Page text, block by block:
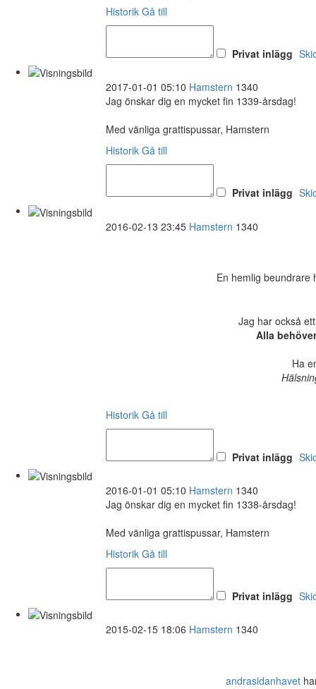
Historik Gå till
Privat inlägg
2017-01-01 05:10 Hamstern 1340
Jag önskar dig en mycket fin 1339-årsdag!
Med vänliga grattispussar, Hamstern
Historik Gå till
Privat inlägg
2016-02-13 23:45 Hamstern 1340
En hemlig beundrare
Jag har också
Alla
Ha
Historik Gå till
Privat inlägg
2016-01-01 05:10 Hamstern 1340
Jag önskar dig en mycket fin 1338-årsdag!
Med vänliga grattispussar, Hamstern
Historik Gå till
Privat inlägg
2015-02-15 18:06 Hamstern 1340
andrasidanhavet